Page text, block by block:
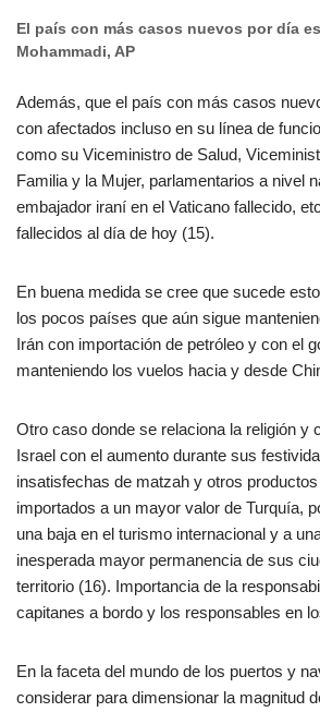
El país con más casos nuevos por día
Mohammadi, AP
Además, que el país con más casos
con afectados incluso en su línea de
como su Viceministro de Salud,
Familia y la Mujer, parlamentarios a nivel
embajador iraní en el Vaticano fallecido,
fallecidos al día de hoy (15).
En buena medida se cree que sucede
los pocos países que aún sigue
Irán con importación de petróleo y con el
manteniendo los vuelos hacia y desde
Otro caso donde se relaciona la religión y
Israel con el aumento durante sus
insatisfechas de matzah y otros
importados a un mayor valor de Turquía,
una baja en el turismo internacional y a
inesperada mayor permanencia de sus
territorio (16). Importancia de la
capitanes a bordo y los responsables en
En la faceta del mundo de los puertos y
considerar para dimensionar la magnitud